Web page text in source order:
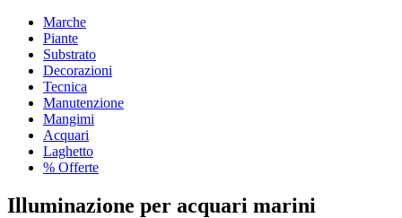
Marche
Piante
Substrato
Decorazioni
Tecnica
Manutenzione
Mangimi
Acquari
Laghetto
% Offerte
Illuminazione per acquari marini